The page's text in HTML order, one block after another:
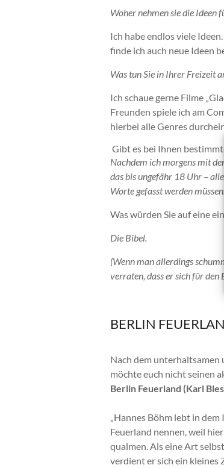
Woher nehmen sie die Ideen
Ich habe endlos viele
finde ich auch neue Ideen
Was tun Sie in Ihrer Freizeit
Ich schaue gerne Filme
Freunden spiele ich am
hierbei alle Genres
Gibt es bei Ihnen
Nachdem ich morgens mit
das bis ungefähr 18 Uhr –
Worte gefasst werden müssen.
Was würden Sie auf eine
Die Bibel.
(Wenn man allerdings
verraten, dass er sich für den
BERLIN
Nach dem
möchte euch nicht seinen
Berlin Feuerland (Karl
„Hannes Böhm lebt in
Feuerland nennen, weil
qualmen. Als eine Art
verdient er sich ein kleines